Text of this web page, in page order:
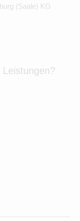
(Saale) KG